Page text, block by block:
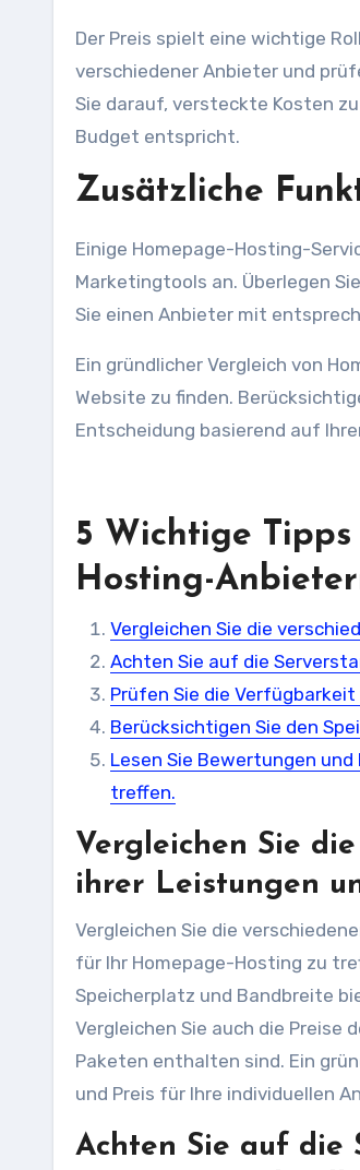
Der Preis spielt eine wichtige
verschiedener Anbieter und
Sie darauf, versteckte Kosten
Budget entspricht.
Zusätzliche
Einige Homepage-Hosting-
Marketingtools an. Überlegen
Sie einen Anbieter mit
Ein gründlicher Vergleich von
Website zu finden.
Entscheidung basierend auf
5 Wichtige
Hosting-
Vergleichen Sie die
Achten Sie auf die
Prüfen Sie die
Berücksichtigen Sie den
Lesen Sie Bewertungen
treffen.
Vergleichen Sie
ihrer Leistungen
Vergleichen Sie die
für Ihr Homepage-Hosting zu
Speicherplatz und Bandbreite
Vergleichen Sie auch die Preise
Paketen enthalten sind. Ein
und Preis für Ihre individuellen
Achten Sie auf die